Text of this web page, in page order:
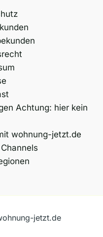
Achtung: hier kein
wohnung-jetzt.de
jetzt.de